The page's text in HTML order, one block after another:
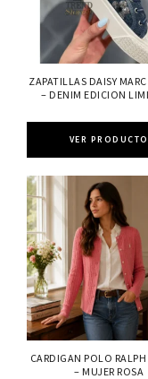
ZAPATILLAS DAISY
– DENIM EDICION
VER PRODUCTO
CARDIGAN POLO RALPH
– MUJER ROSA